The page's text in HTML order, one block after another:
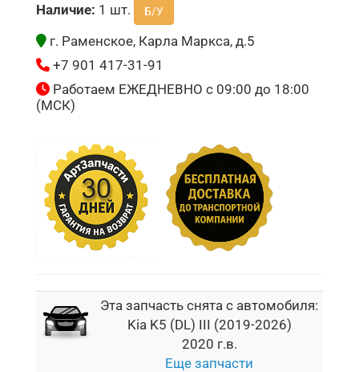
Наличие: 1 шт. Б/У
г. Раменское, Карла Маркса, д.5
+7 901 417-31-91
Работаем ЕЖЕДНЕВНО с 09:00 до 18:00
(МСК)
Эта запчасть снята с автомобиля:
Kia K5 (DL) III (2019-2026)
2020 г.в.
Еще запчасти